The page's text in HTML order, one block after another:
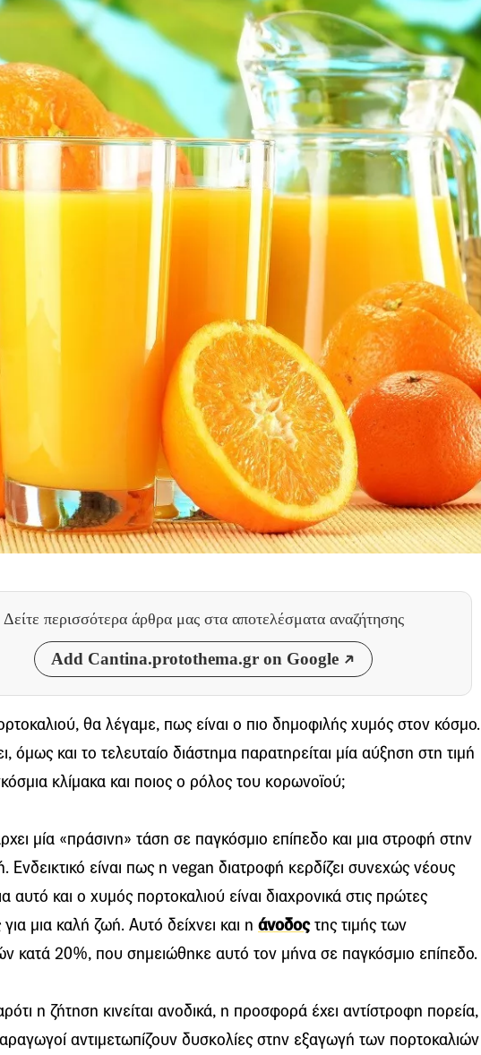
Δείτε περισσότερα άρθρα μας στα αποτελέσματα αναζήτησης
Add Cantina.protothema.gr on Google
θα λέγαμε, πως είναι ο πιο δημοφιλής χυμός στον κόσμο.
όμως και το τελευταίο διάστημα παρατηρείται μία αύξηση στη τιμή
κλίμακα και ποιος ο ρόλος του κορωνοϊού;
μία «πράσινη» τάση σε παγκόσμιο επίπεδο και μια στροφή στην
Ενδεικτικό είναι πως η vegan διατροφή κερδίζει συνεχώς νέους
αυτό και ο χυμός πορτοκαλιού είναι διαχρονικά στις πρώτες
για μια καλή ζωή. Αυτό δείχνει και η άνοδοςτης τιμής των
κατά 20%, που σημειώθηκε αυτό τον μήνα σε παγκόσμιο επίπεδο.
η ζήτηση κινείται ανοδικά, η προσφορά έχει αντίστροφη πορεία,
αντιμετωπίζουν δυσκολίες στην εξαγωγή των πορτοκαλιών